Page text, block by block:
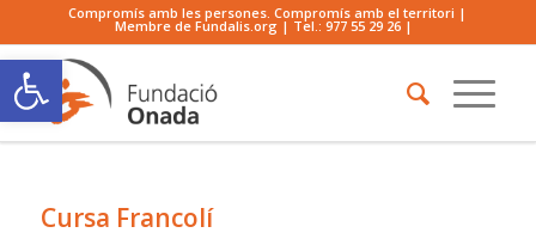
Obre la barra d'eines
Compromís amb les persones. Compromís amb el territori |
Membre de Fundalis.org | Tel.:977 55 29 26 |
Cursa Francolí